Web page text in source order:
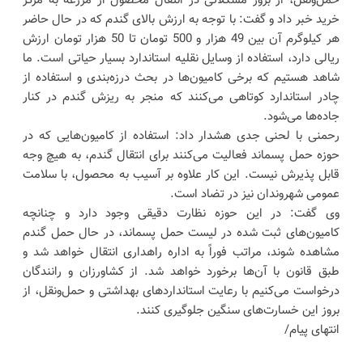
خرید خبر داد و گفت: با توجه به ارزش بالای گندم که در حال حاضر
هر کیلوگرم آن بین 49 هزار و 500 تومان تا 50 هزار تومان ارزش
ریالی دارد، استفاده از وسایل نقلیه استاندارد بسیار حیاتی است. ما
شاهد هستیم که برخی کامیون‌ها در بحث درزه‌بندی و استفاده از
چادر استاندارد کوتاهی می‌کنند که منجر به ریزش گندم در کنار
جاده‌ها می‌شود.
رحمنی با لحنی جدی هشدار داد: استفاده از کامیون‌هایی که در
حوزه حمل پسماند فعالیت می‌کنند برای انتقال گندم، به هیچ وجه
قابل پذیرش نیست. این کار علاوه بر آسیب به محصول، با سلامت
عمومی شهروندان نیز در تضاد است.
وی گفت: در این حوزه نظارت دقیقی وجود دارد و چنانچه
کامیون‌های ثبت شده در لیست حمل پسماند، در حال حمل گندم
مشاهده شوند، مراتب فوراً به اداره راهداری انتقال خواهد شد و
طبق قانون با آن‌ها برخورد خواهد شد. از کشاورزان و رانندگان
درخواست می‌کنیم با رعایت استانداردهای بهداشتی و حمل‌ونقل، از
بروز این خسارت‌های سنگین جلوگیری کنند.
انتهای پیام/